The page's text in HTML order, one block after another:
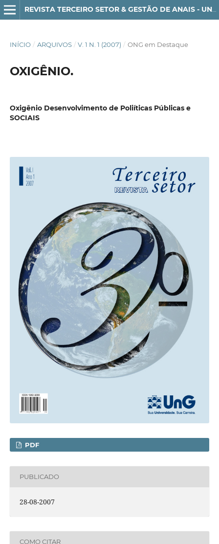
REVISTA TERCEIRO SETOR & GESTÃO DE ANAIS - UNG-SER - ISSN 1982-3290
INÍCIO / ARQUIVOS / V. 1 N. 1 (2007) / ONG em Destaque
OXIGÊNIO.
Oxigênio Desenvolvimento de Poliíticas Públicas e
SOCIAIS
PDF
PUBLICADO
28-08-2007
COMO CITAR